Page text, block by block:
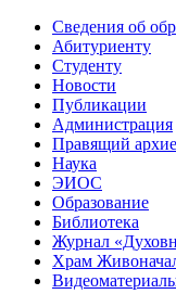
Сведения об
Абитуриенту
Студенту
Новости
Публикации
Администрация
Правящий
Наука
ЭИОС
Образование
Библиотека
Журнал
Храм